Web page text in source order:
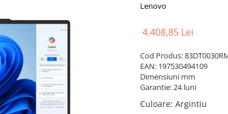
Lenovo
4.408,85 Lei
Cod Produs:
EAN: 197530494109
Dimensiuni mm
Garantie: 24 luni
Culoare: Argintiu